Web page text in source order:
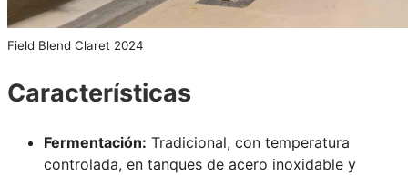
Field Blend Claret 2024
Características
Fermentación: Tradicional, con temperatura
controlada, en tanques de acero inoxidable y